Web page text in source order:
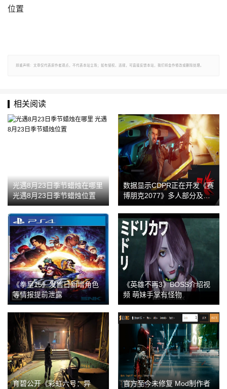
郑重声明：文章仅代表原作者观点，不代表本站立场；如有侵权、违规，可直接反馈本站，我们将会作修改或删除处理。
相关阅读
光遇8月23日季节蜡烛在哪里
光遇8月23日季节蜡烛位置
数据显示CDPR正在开发《赛
博朋克2077》多人部分及DL
C
《拳皇15》发售日新增角色
等情报提前泄露
《英雄不再3》BOSS介绍视
频 萌妹手掌有怪物
育碧公开《彩虹六号：异
官方至今未修复 Mod制作者